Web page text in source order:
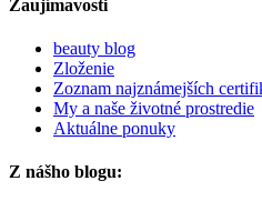
Zaujímavosti
beauty blog
Zloženie
Zoznam najznámejších
My a naše životné prostredie
Aktuálne ponuky
Z nášho blogu: